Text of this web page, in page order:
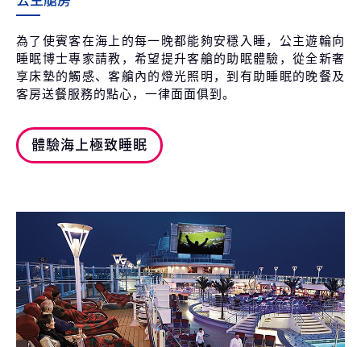
為了使賓客在海上的每一晚都能夠安穩入睡，公主遊輪向
睡眠博士專家請教，希望提升客艙的助眠體驗，從全新奢
享床墊的觸感、客艙內的燈光照明，到有助睡眠的晚餐及
客房送餐服務的點心，一律面面俱到。
體驗海上極致睡眠